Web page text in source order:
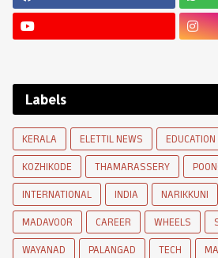
Labels
KERALA ELETTIL NEWS EDUCATION
KOZHIKODE
THAMARASSERY
INTERNATIONAL
INDIA NARIKKUNI
MADAVOOR
CAREER WHEELS
WAYANAD
PALANGAD TECH